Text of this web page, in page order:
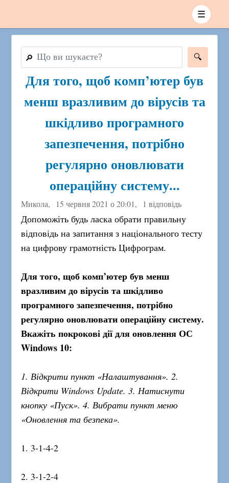
☰
🔎
Для того, щоб комп’ютер був
менш вразливим до вірусів та
шкідливо програмного
запезпечення, потрібно
регулярно оновлювати
операційну систему...
Микола, 15 червня 2021 о 20:01, 1 відповідь
Допоможіть будь ласка обрати правильну
відповідь на запитання з національного тесту
на цифрову грамотність Цифрограм.
Для того, щоб комп’ютер був менш
вразливим до вірусів та шкідливо
програмного запезпечення, потрібно
регулярно оновлювати операційну систему.
Вкажіть покрокові дії для оновлення ОС
Windows 10:
1. Відкрити пункт «Налаштування». 2.
Відкрити Windows Update. 3. Натиснути
кнопку «Пуск». 4. Вибрати пункт меню
«Оновлення та безпека».
1. 3-1-4-2
2. 3-1-2-4